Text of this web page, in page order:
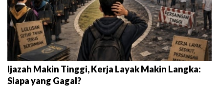
Ijazah Makin Tinggi, Kerja Layak Makin Langka:
Siapa yang Gagal?